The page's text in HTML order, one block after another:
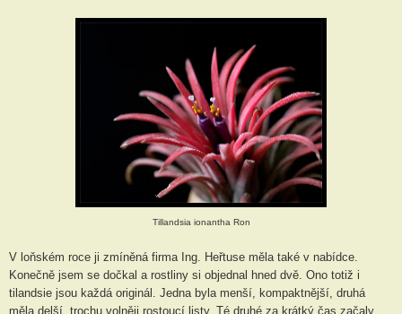
Tillandsia ionantha Ron
V loňském roce ji zmíněná firma Ing. Heřtuse měla také v nabídce.
Konečně jsem se dočkal a rostliny si objednal hned dvě. Ono totiž i
tilandsie jsou každá originál. Jedna byla menší, kompaktnější, druhá
měla delší, trochu volněji rostoucí listy. Té druhé za krátký čas začaly